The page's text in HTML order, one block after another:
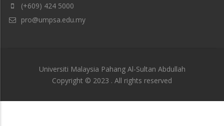
(+609) 424 5000
pro@umpsa.edu.my
Universiti Malaysia Pahang Al-Sultan Abdullah
Copyright © 2023 . All rights reserved